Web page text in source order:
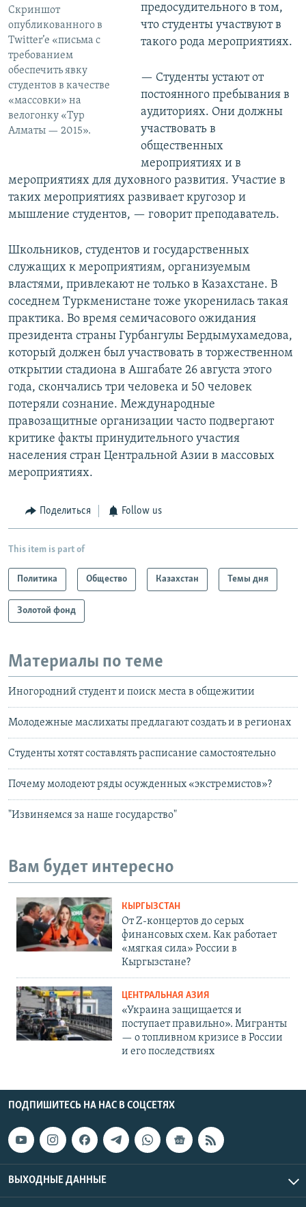
Скриншот
опубликованного в
Twitter’e «письма с
требованием
обеспечить явку
студентов в качестве
«массовки» на
велогонку «Тур
Алматы — 2015».
предосудительного в том,
что студенты участвуют в
такого рода мероприятиях.
— Студенты устают от
постоянного пребывания в
аудиториях. Они должны
участвовать в
общественных
мероприятиях и в
мероприятиях для духовного развития. Участие в
таких мероприятиях развивает кругозор и
мышление студентов, — говорит преподаватель.
Школьников, студентов и государственных
служащих к мероприятиям, организуемым
властями, привлекают не только в Казахстане. В
соседнем Туркменистане тоже укоренилась такая
практика. Во время семичасового ожидания
президента страны Гурбангулы Бердымухамедова,
который должен был участвовать в торжественном
открытии стадиона в Ашгабате 26 августа этого
года, скончались три человека и 50 человек
потеряли сознание. Международные
правозащитные организации часто подвергают
критике факты принудительного участия
населения стран Центральной Азии в массовых
мероприятиях.
Поделиться Follow us
This item is part of
Политика Общество Казахстан Темы дня
Золотой фонд
Материалы по теме
Иногородний студент и поиск места в общежитии
Молодежные маслихаты предлагают создать и в регионах
Студенты хотят составлять расписание самостоятельно
Почему молодеют ряды осужденных «экстремистов»?
"Извиняемся за наше государство"
Вам будет интересно
КЫРГЫЗСТАН
От Z-концертов до серых
финансовых схем. Как работает
«мягкая сила» России в
Кыргызстане?
ЦЕНТРАЛЬНАЯ АЗИЯ
«Украина защищается и
поступает правильно». Мигранты
— о топливном кризисе в России
и его последствиях
ПОДПИШИТЕСЬ НА НАС В СОЦСЕТЯХ
ВЫХОДНЫЕ ДАННЫЕ